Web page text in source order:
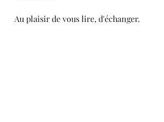
Au plaisir de vous lire, d'échanger.